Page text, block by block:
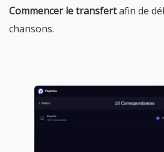
Commencer le transfertafin de
chansons.